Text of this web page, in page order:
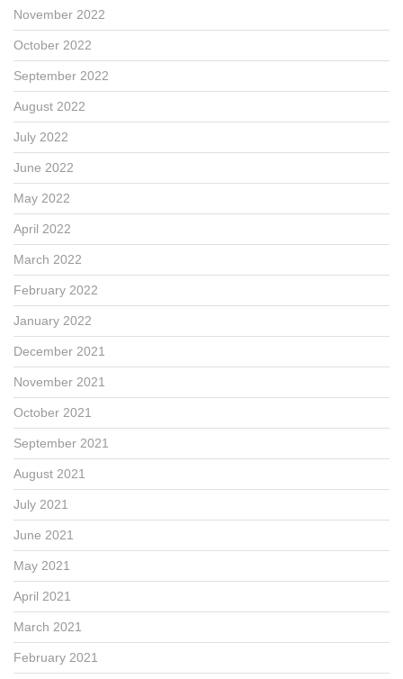
November 2022
October 2022
September 2022
August 2022
July 2022
June 2022
May 2022
April 2022
March 2022
February 2022
January 2022
December 2021
November 2021
October 2021
September 2021
August 2021
July 2021
June 2021
May 2021
April 2021
March 2021
February 2021